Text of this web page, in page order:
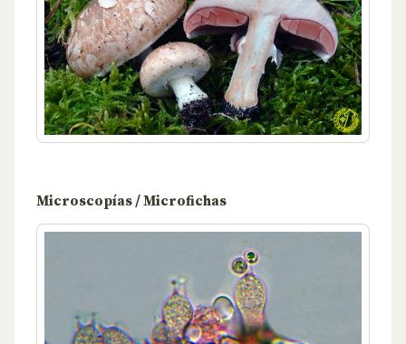
Microscopías / Microfichas